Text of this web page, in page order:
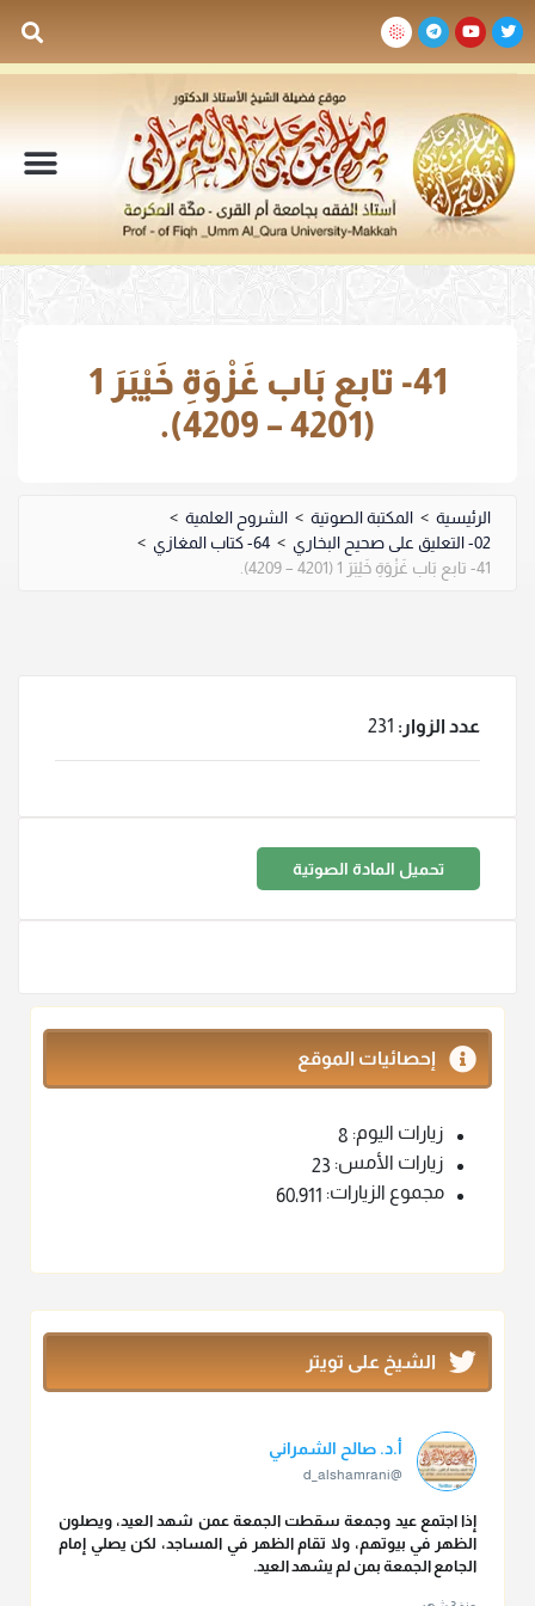
41- تابع بَاب غَزْوَةِ خَيْبَرَ 1
(4201 – 4209).
الرئيسية > المكتبة الصوتية > الشروح العلمية >
02- التعليق على صحيح البخاري
> 64- كتاب المغازي
>
41- تابع بَاب غَزْوَةِ خَيْبَرَ 1 (4201 – 4209).
عدد الزوار: 231
تحميل المادة الصوتية
إحصائيات الموقع
زيارات اليوم: 8
زيارات الأمس: 23
مجموع الزيارات: 60٬911
الشيخ على تويتر
أ.د. صالح الشمراني
@d_alshamrani
إذا اجتمع عيد وجمعة سقطت الجمعة عمن شهد العيد، ويصلون
الظهر في بيوتهم، ولا تقام الظهر في المساجد، لكن يصلي إمام
الجامع الجمعة بمن لم يشهد العيد.